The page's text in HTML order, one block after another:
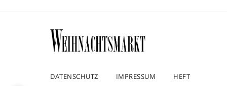
DATENSCHUTZ IMPRESSUM HEFT